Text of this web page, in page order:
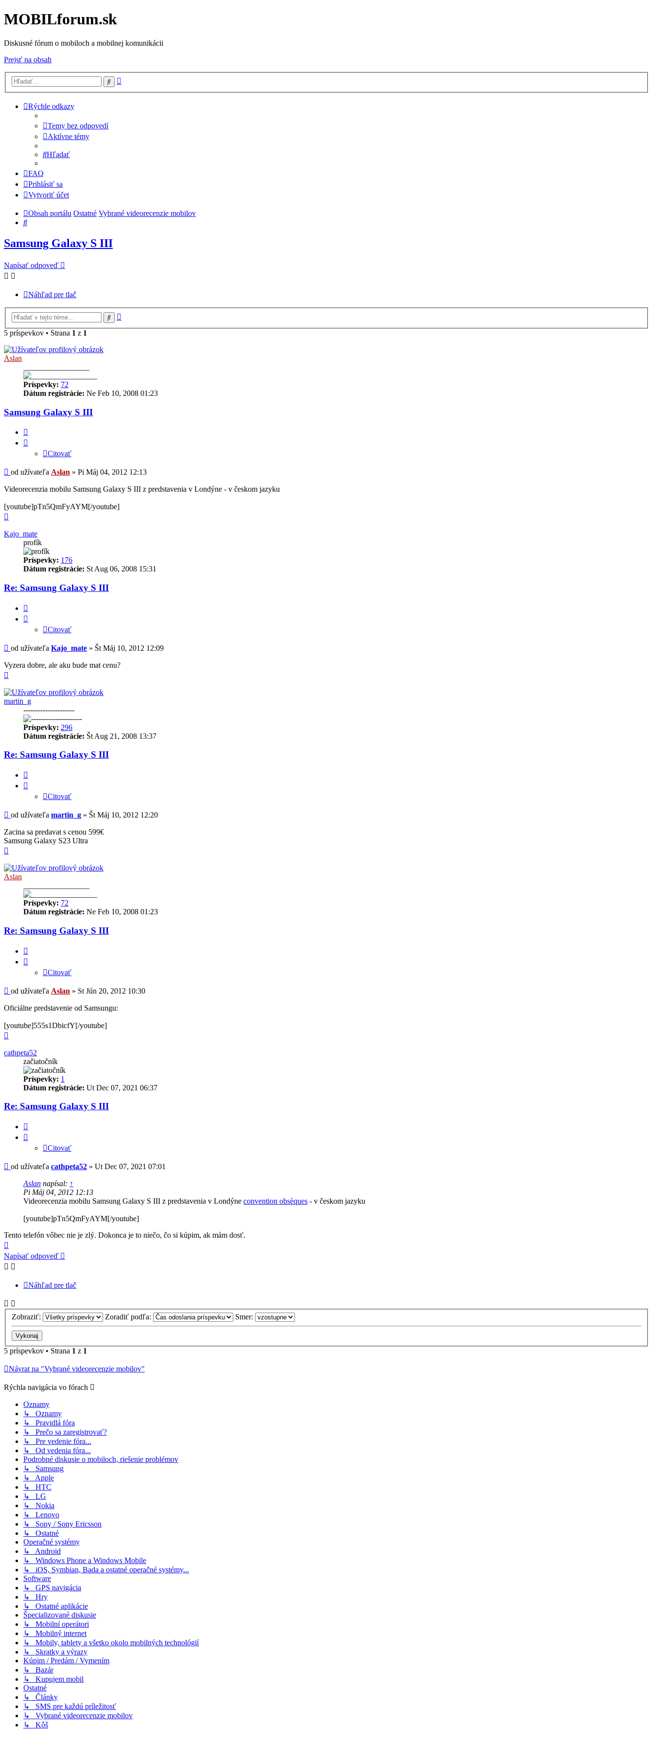
MOBILforum.sk
Diskusné fórum o mobiloch a mobilnej komunikácii
Prejsť na obsah
Hľadať
Rýchle odkazy
Temy bez odpovedí
Aktívne témy
Hľadať
FAQ
Prihlásiť sa
Vytvoriť účet
Obsah portálu Ostatné Vybrané videorecenzie mobilov
Hľadať
Samsung Galaxy S III
Napísať odpoveď
Náhľad pre tlač
Hľadať
5 príspevkov • Strana 1 z 1
Aslan
Príspevky: 72
Dátum registrácie: Ne Feb 10, 2008 01:23
Samsung Galaxy S III
Citovať
Príspevok
od užívateľa Aslan » Pi Máj 04, 2012 12:13
Videorecenzia mobilu Samsung Galaxy S III z predstavenia v Londýne - v českom jazyku
[youtube]pTn5QmFyAYM[/youtube]
Kajo_mate
profík
Príspevky: 176
Dátum registrácie: St Aug 06, 2008 15:31
Re: Samsung Galaxy S III
Citovať
Príspevok
od užívateľa Kajo_mate » Št Máj 10, 2012 12:09
Vyzera dobre, ale aku bude mat cenu?
martin_g
---------------------
Príspevky: 296
Dátum registrácie: Št Aug 21, 2008 13:37
Re: Samsung Galaxy S III
Citovať
Príspevok
od užívateľa martin_g » Št Máj 10, 2012 12:20
Zacina sa predavat s cenou 599€
Samsung Galaxy S23 Ultra
Aslan
Príspevky: 72
Dátum registrácie: Ne Feb 10, 2008 01:23
Re: Samsung Galaxy S III
Citovať
Príspevok
od užívateľa Aslan » St Jún 20, 2012 10:30
Oficiálne predstavenie od Samsungu:
[youtube]555s1DbicfY[/youtube]
cathpeta52
začiatočník
Príspevky: 1
Dátum registrácie: Ut Dec 07, 2021 06:37
Re: Samsung Galaxy S III
Citovať
Príspevok
od užívateľa cathpeta52 » Ut Dec 07, 2021 07:01
Aslan napísal: ↑
Pi Máj 04, 2012 12:13
Videorecenzia mobilu Samsung Galaxy S III z predstavenia v Londýne convention obsèques - v českom jazyku
[youtube]pTn5QmFyAYM[/youtube]
Tento telefón vôbec nie je zlý. Dokonca je to niečo, čo si kúpim, ak mám dosť.
Napísať odpoveď
Náhľad pre tlač
Zobraziť: Zoradiť podľa: Smer:
5 príspevkov • Strana 1 z 1
Návrat na "Vybrané videorecenzie mobilov"
Rýchla navigácia vo fórach
Oznamy
↳ Oznamy
↳ Pravidlá fóra
↳ Prečo sa zaregistrovať?
↳ Pre vedenie fóra...
↳ Od vedenia fóra...
Podrobné diskusie o mobiloch, riešenie problémov
↳ Samsung
↳ Apple
↳ HTC
↳ LG
↳ Nokia
↳ Lenovo
↳ Sony / Sony Ericsson
↳ Ostatné
Operačné systémy
↳ Android
↳ Windows Phone a Windows Mobile
↳ iOS, Symbian, Bada a ostatné operačné systémy...
Software
↳ GPS navigácia
↳ Hry
↳ Ostatné aplikácie
Špecializované diskusie
↳ Mobilní operátori
↳ Mobilný internet
↳ Mobily, tablety a všetko okolo mobilných technológií
↳ Skratky a výrazy
Kúpim / Predám / Vymením
↳ Bazár
↳ Kupujem mobil
Ostatné
↳ Články
↳ SMS pre každú príležitosť
↳ Vybrané videorecenzie mobilov
↳ Kôš